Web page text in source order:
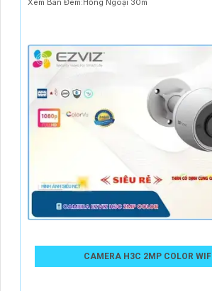
CAMERA H3C 2MP COLOR WIFI
Xem Ban Đêm:Hồng Ngoại 30m